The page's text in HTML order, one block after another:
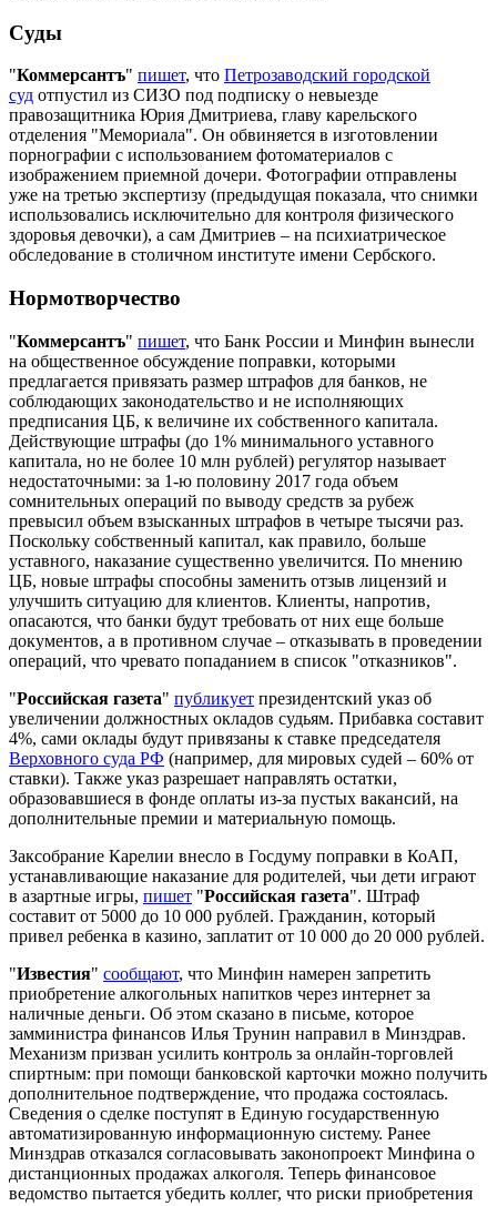
Суды
"Коммерсантъ" пишет, что Петрозаводский городской
суд отпустил из СИЗО под подписку о невыезде
правозащитника Юрия Дмитриева, главу карельского
отделения "Мемориала". Он обвиняется в изготовлении
порнографии с использованием фотоматериалов с
изображением приемной дочери. Фотографии отправлены
уже на третью экспертизу (предыдущая показала, что снимки
использовались исключительно для контроля физического
здоровья девочки), а сам Дмитриев – на психиатрическое
обследование в столичном институте имени Сербского.
Нормотворчество
"Коммерсантъ" пишет, что Банк России и Минфин вынесли
на общественное обсуждение поправки, которыми
предлагается привязать размер штрафов для банков, не
соблюдающих законодательство и не исполняющих
предписания ЦБ, к величине их собственного капитала.
Действующие штрафы (до 1% минимального уставного
капитала, но не более 10 млн рублей) регулятор называет
недостаточными: за 1-ю половину 2017 года объем
сомнительных операций по выводу средств за рубеж
превысил объем взысканных штрафов в четыре тысячи раз.
Поскольку собственный капитал, как правило, больше
уставного, наказание существенно увеличится. По мнению
ЦБ, новые штрафы способны заменить отзыв лицензий и
улучшить ситуацию для клиентов. Клиенты, напротив,
опасаются, что банки будут требовать от них еще больше
документов, а в противном случае – отказывать в проведении
операций, что чревато попаданием в список "отказников".
"Российская газета" публикует президентский указ об
увеличении должностных окладов судьям. Прибавка составит
4%, сами оклады будут привязаны к ставке председателя
Верховного суда РФ (например, для мировых судей – 60% от
ставки). Также указ разрешает направлять остатки,
образовавшиеся в фонде оплаты из-за пустых вакансий, на
дополнительные премии и материальную помощь.
Заксобрание Карелии внесло в Госдуму поправки в КоАП,
устанавливающие наказание для родителей, чьи дети играют
в азартные игры, пишет "Российская газета". Штраф
составит от 5000 до 10 000 рублей. Гражданин, который
привел ребенка в казино, заплатит от 10 000 до 20 000 рублей.
"Известия" сообщают, что Минфин намерен запретить
приобретение алкогольных напитков через интернет за
наличные деньги. Об этом сказано в письме, которое
замминистра финансов Илья Трунин направил в Минздрав.
Механизм призван усилить контроль за онлайн-торговлей
спиртным: при помощи банковской карточки можно получить
дополнительное подтверждение, что продажа состоялась.
Сведения о сделке поступят в Единую государственную
автоматизированную информационную систему. Ранее
Минздрав отказался согласовывать законопроект Минфина о
дистанционных продажах алкоголя. Теперь финансовое
ведомство пытается убедить коллег, что риски приобретения